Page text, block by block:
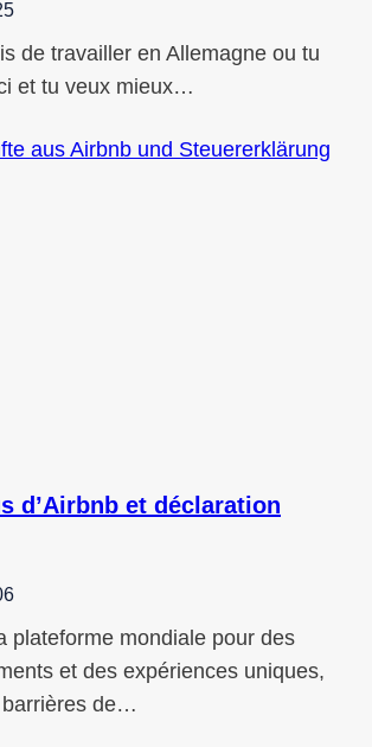
de travailler en Allemagne ou tu
et tu veux mieux…
d’Airbnb et déclaration
plateforme mondiale pour des
et des expériences uniques,
barrières de…